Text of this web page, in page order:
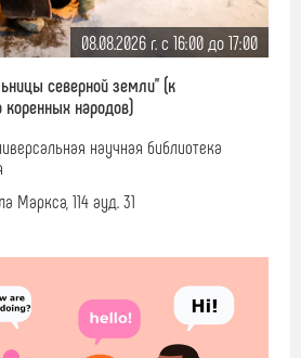
08.08.2026 г. c 16:00 до 17:00
северной земли" (к
народов)
научная библиотека
Маркса, 114 ауд. 31